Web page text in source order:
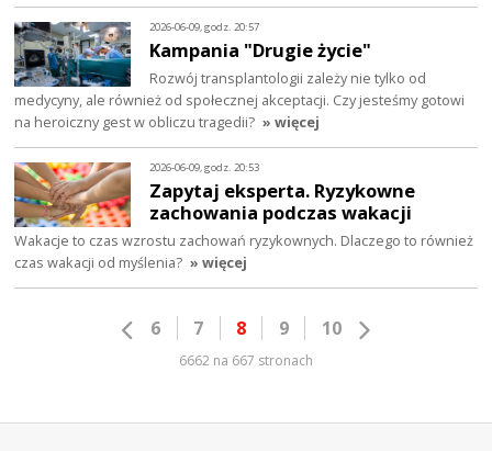
2026-06-09, godz. 20:57
Kampania "Drugie życie"
Rozwój transplantologii zależy nie tylko od
medycyny, ale również od społecznej akceptacji. Czy jesteśmy gotowi
na heroiczny gest w obliczu tragedii? » więcej
2026-06-09, godz. 20:53
Zapytaj eksperta. Ryzykowne
zachowania podczas wakacji
Wakacje to czas wzrostu zachowań ryzykownych. Dlaczego to również
czas wakacji od myślenia? » więcej
6 7 8 9 10
6662 na 667 stronach